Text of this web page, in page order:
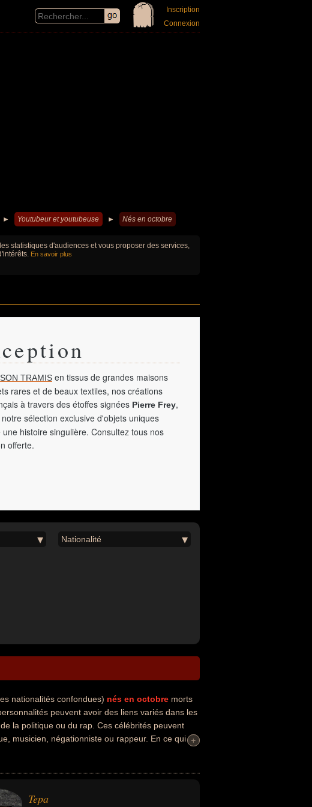
Inscription
Connexion
► Youtubeur et youtubeuse ► Nés en octobre
statistiques d'audiences et vous proposer des services,
En savoir plus
TRAMIS en tissus de grandes maisons
rares et de beaux textiles, nos créations
à travers des étoffes signées Pierre Frey,
sélection exclusive d'objets uniques
histoire singulière. Consultez tous nos
offerte.
Nationalité
nationalités confondues) nés en octobre morts
peuvent avoir des liens variés dans les
la politique ou du rap. Ces célébrités peuvent
musicien, négationniste ou rappeur. En ce qui +
+
Tepa